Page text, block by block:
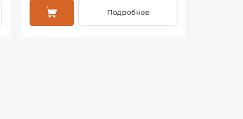
Подробнее